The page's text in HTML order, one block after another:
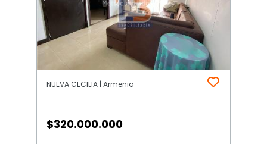
NUEVA CECILIA | Armenia
$320.000.000